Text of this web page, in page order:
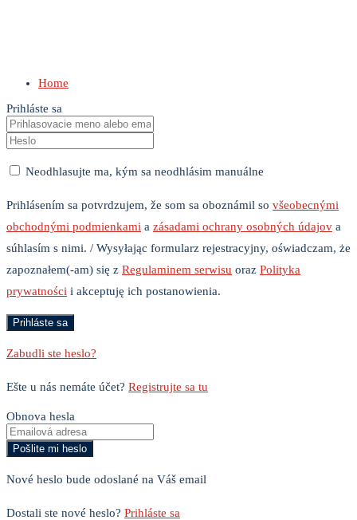
Home
Prihláste sa
Neodhlasujte ma, kým sa neodhlásim manuálne
Prihlásením sa potvrdzujem, že som sa oboznámil so všeobecnými
obchodnými podmienkami a zásadami ochrany osobných údajov a
súhlasím s nimi. / Wysyłając formularz rejestracyjny, oświadczam, że
zapoznałem(-am) się z Regulaminem serwisu oraz Polityka
prywatności i akceptuję ich postanowienia.
Zabudli ste heslo?
Ešte u nás nemáte účet? Registrujte sa tu
Obnova hesla
Nové heslo bude odoslané na Váš email
Dostali ste nové heslo? Prihláste sa